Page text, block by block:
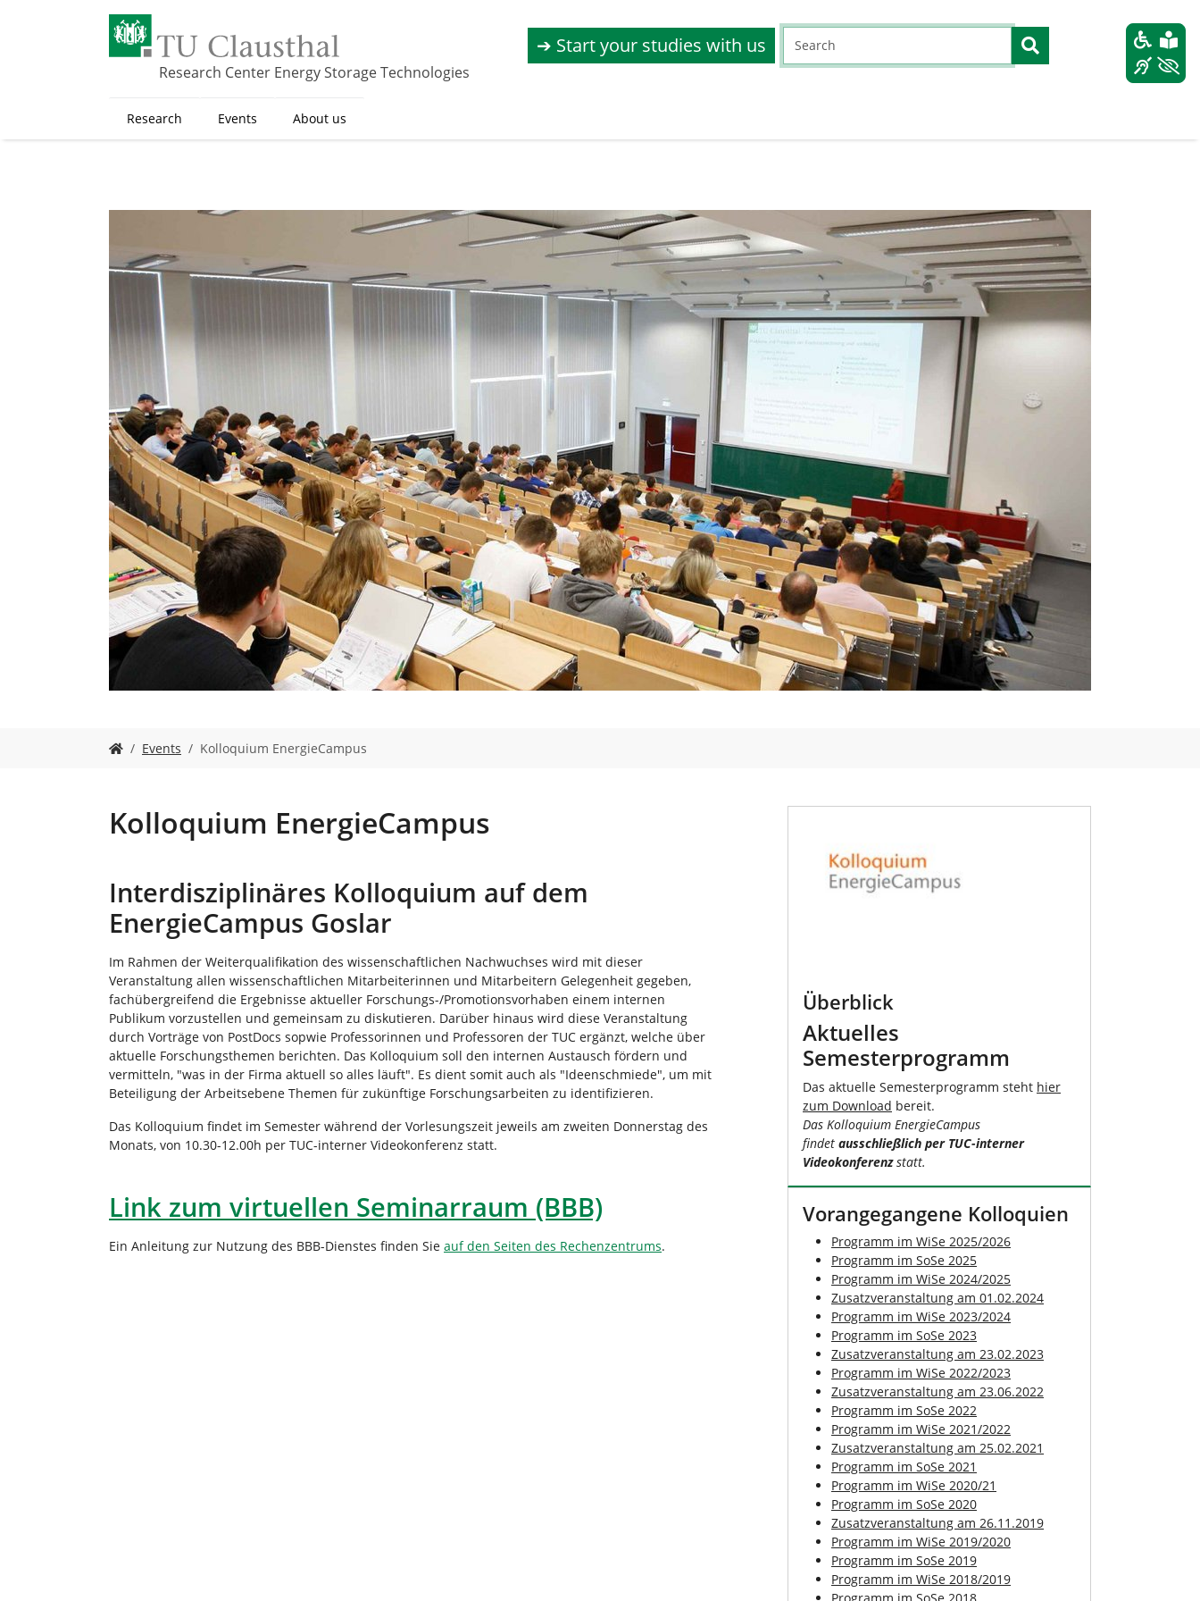
Research Center Energy Storage Technologies
➔ Start your studies with us
Research Events About us
o
r
e
r
e
Events Kolloquium EnergieCampus
Kolloquium EnergieCampus
Interdisziplinäres Kolloquium auf dem
EnergieCampus Goslar
Im Rahmen der Weiterqualifikation des wissenschaftlichen Nachwuchses wird mit dieser
Veranstaltung allen wissenschaftlichen Mitarbeiterinnen und Mitarbeitern Gelegenheit gegeben,
fachübergreifend die Ergebnisse aktueller Forschungs-/Promotionsvorhaben einem internen
Publikum vorzustellen und gemeinsam zu diskutieren. Darüber hinaus wird diese Veranstaltung
durch Vorträge von PostDocs sopwie Professorinnen und Professoren der TUC ergänzt, welche über
aktuelle Forschungsthemen berichten. Das Kolloquium soll den internen Austausch fördern und
vermitteln, "was in der Firma aktuell so alles läuft". Es dient somit auch als "Ideenschmiede", um mit
Beteiligung der Arbeitsebene Themen für zukünftige Forschungsarbeiten zu identifizieren.
Das Kolloquium findet im Semester während der Vorlesungszeit jeweils am zweiten Donnerstag des
Monats, von 10.30-12.00h per TUC-interner Videokonferenz statt.
Link zum virtuellen Seminarraum (BBB)
Ein Anleitung zur Nutzung des BBB-Dienstes finden Sie auf den Seiten des Rechenzentrums.
Überblick
Aktuelles
Semesterprogramm
Das aktuelle Semesterprogramm steht hier
zum Download bereit.
Das Kolloquium EnergieCampus
findet ausschließlich per TUC-interner
Videokonferenzstatt.
Vorangegangene Kolloquien
Programm im WiSe 2025/2026
Programm im SoSe 2025
Programm im WiSe 2024/2025
Zusatzveranstaltung am 01.02.2024
Programm im WiSe 2023/2024
Programm im SoSe 2023
Zusatzveranstaltung am 23.02.2023
Programm im WiSe 2022/2023
Zusatzveranstaltung am 23.06.2022
Programm im SoSe 2022
Programm im WiSe 2021/2022
Zusatzveranstaltung am 25.02.2021
Programm im SoSe 2021
Programm im WiSe 2020/21
Programm im SoSe 2020
Zusatzveranstaltung am 26.11.2019
Programm im WiSe 2019/2020
Programm im SoSe 2019
Programm im WiSe 2018/2019